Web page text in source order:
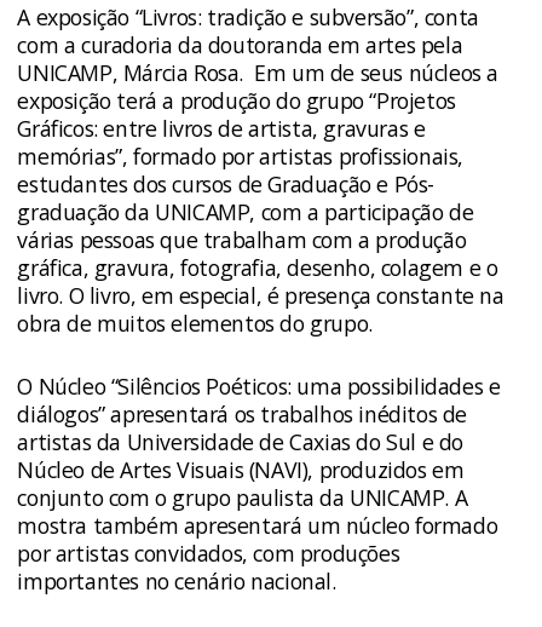
A exposição “Livros: tradição e subversão”, conta
com a curadoria da doutoranda em artes pela
UNICAMP, Márcia Rosa. Em um de seus núcleos a
exposição terá a produção do grupo “Projetos
Gráficos: entre livros de artista, gravuras e
memórias”, formado por artistas profissionais,
estudantes dos cursos de Graduação e Pós-
graduação da UNICAMP, com a participação de
várias pessoas que trabalham com a produção
gráfica, gravura, fotografia, desenho, colagem e o
livro. O livro, em especial, é presença constante na
obra de muitos elementos do grupo.
O Núcleo “Silêncios Poéticos: uma possibilidades e
diálogos” apresentará os trabalhos inéditos de
artistas da Universidade de Caxias do Sul e do
Núcleo de Artes Visuais (NAVI), produzidos em
conjunto com o grupo paulista da UNICAMP. A
mostra também apresentará um núcleo formado
por artistas convidados, com produções
importantes no cenário nacional.